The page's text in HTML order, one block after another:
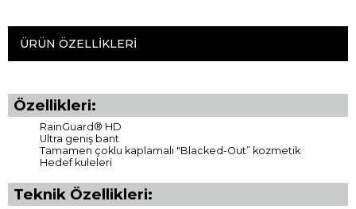
ÜRÜN ÖZELLIKLERI
Özellikleri:
RainGuard® HD
Ultra geniş bant
Tamamen çoklu kaplamalı "Blacked-Out” kozmetik
Hedef kuleleri
Teknik Özellikleri: